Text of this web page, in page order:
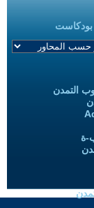
بودكاست
التمدن
ة